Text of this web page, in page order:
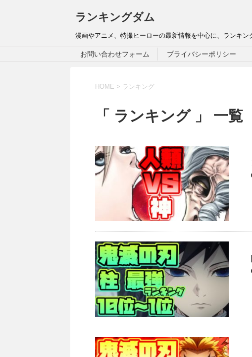
ランキングダム
漫画やアニメ、特撮ヒーローの最新情報を中心に、ランキ
お問い合わせフォーム プライバシーポリシー
HOME > ランキング
「 ランキング 」 一覧